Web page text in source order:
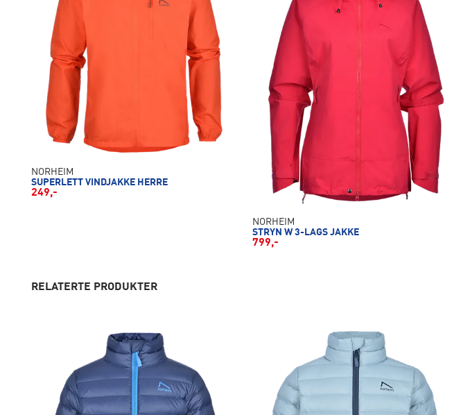
NORHEIM
SUPERLETT VINDJAKKE HERRE
249,-
NORHEIM
STRYN W 3-LAGS JAKKE
799,-
RELATERTE PRODUKTER